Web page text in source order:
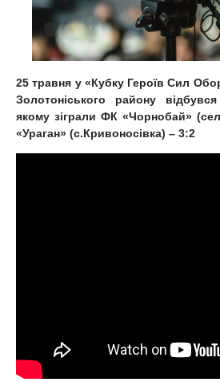
25 травня у «Кубку Героїв Сил
Золотоніського району
якому зіграли ФК «Чорнобай»
«Ураган» (с.Кривоносівка) – 3:2